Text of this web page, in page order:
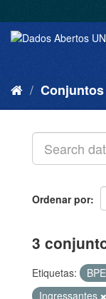
Ordenar por
3
Etiquetas: BPE
Ingressantes